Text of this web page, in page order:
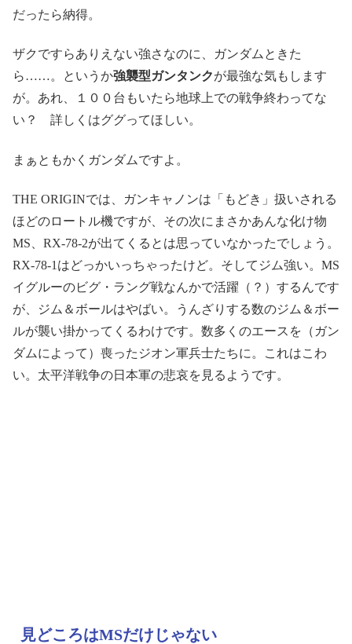
だったら納得。
ザクですらありえない強さなのに、ガンダムときた
ら……。というか強襲型ガンタンクが最強な気もします
が。あれ、１００台もいたら地球上での戦争終わってな
い？ 詳しくはググってほしい。
まぁともかくガンダムですよ。
THE ORIGINでは、ガンキャノンは「もどき」扱いされる
ほどのロートル機ですが、その次にまさかあんな化け物
MS、RX-78-2が出てくるとは思っていなかったでしょう。
RX-78-1はどっかいっちゃったけど。そしてジム強い。MS
イグルーのビグ・ラング戦なんかで活躍（？）するんです
が、ジム＆ボールはやばい。うんざりする数のジム＆ボー
ルが襲い掛かってくるわけです。数多くのエースを（ガン
ダムによって）喪ったジオン軍兵士たちに。これはこわ
い。太平洋戦争の日本軍の悲哀を見るようです。
見どころはMSだけじゃない